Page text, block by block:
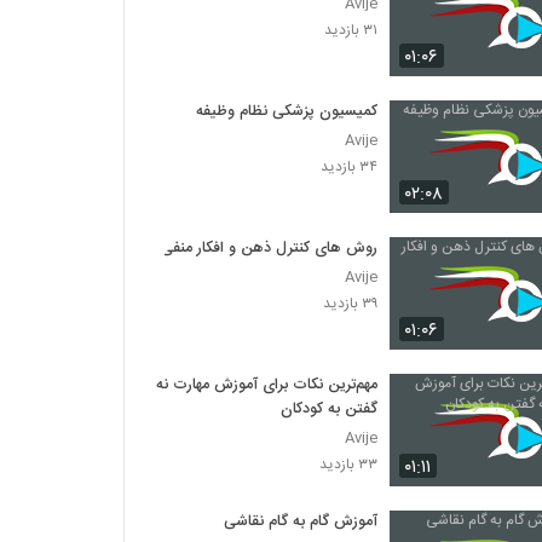
۰۱:۰۶
۳۱ بازدید
۰۲:۰۸
کمیسیون پزشکی نظام وظیفه
Avije
۳۴ بازدید
۰۱:۰۶
روش های کنترل ذهن و افکار منفی
Avije
۳۹ بازدید
۰۱:۱۱
مهم‌ترین نکات برای آموزش مهارت نه
گفتن به کودکان
Avije
۳۳ بازدید
آموزش گام به گام نقاشی